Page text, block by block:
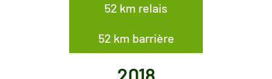
52 km relais
52 km barrière